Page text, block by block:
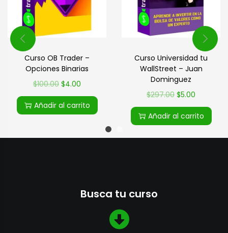
Curso OB Trader –
Opciones Binarias
$100.00 $4.00
Añadir al carrito
Curso Universidad tu
WallStreet – Juan
Dominguez
$297.00 $5.00
Añadir al carrito
Busca tu curso